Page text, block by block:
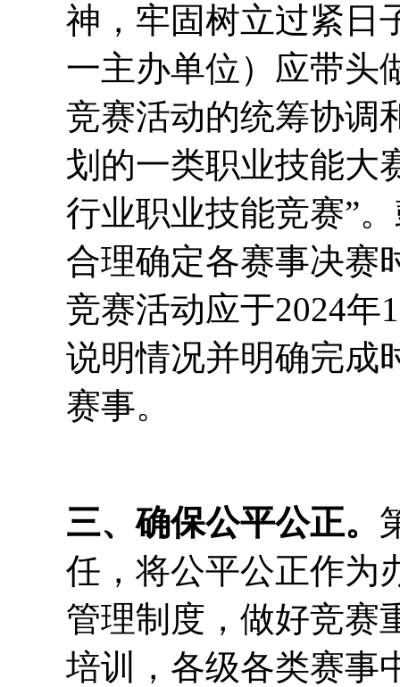
神，牢固树立过紧日
一主办单位）应带头
竞赛活动的统筹协调
划的一类职业技能大
行业职业技能竞赛”
合理确定各赛事决赛
竞赛活动应于2024年
说明情况并明确完成
赛事。
三、确保公平公正。
任，将公平公正作为
管理制度，做好竞赛
培训，各级各类赛事